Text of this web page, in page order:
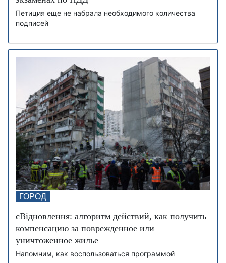
Петиция еще не набрала необходимого количества
подписей
ГОРОД
єВідновлення: алгоритм действий, как получить
компенсацию за поврежденное или
уничтоженное жилье
Напомним, как воспользоваться программой